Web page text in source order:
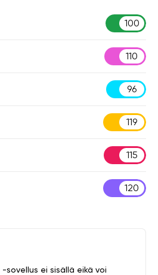
100
110
96
119
115
120
sovellus ei sisällä eikä voi